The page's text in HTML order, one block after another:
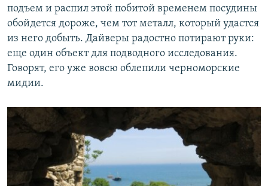
подъем и распил этой побитой временем посудины
обойдется дороже, чем тот металл, который удастся
из него добыть. Дайверы радостно потирают руки:
еще один объект для подводного исследования.
Говорят, его уже вовсю облепили черноморские
мидии.